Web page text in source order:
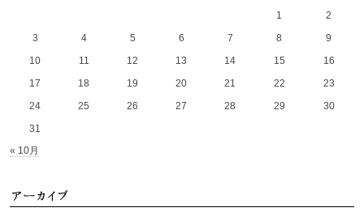
1
2
3
4 5 6 7 8
9
10
11 12 13 14 15
16
17
18 19 20 21 22
23
24
25 26 27 28 29
30
31
« 10月